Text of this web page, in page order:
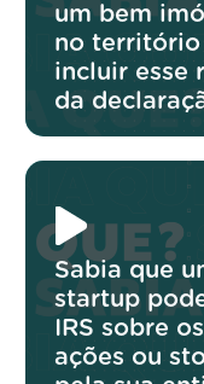
um bem
no território
incluir esse
da
Sabia que
startup
IRS sobre
ações ou